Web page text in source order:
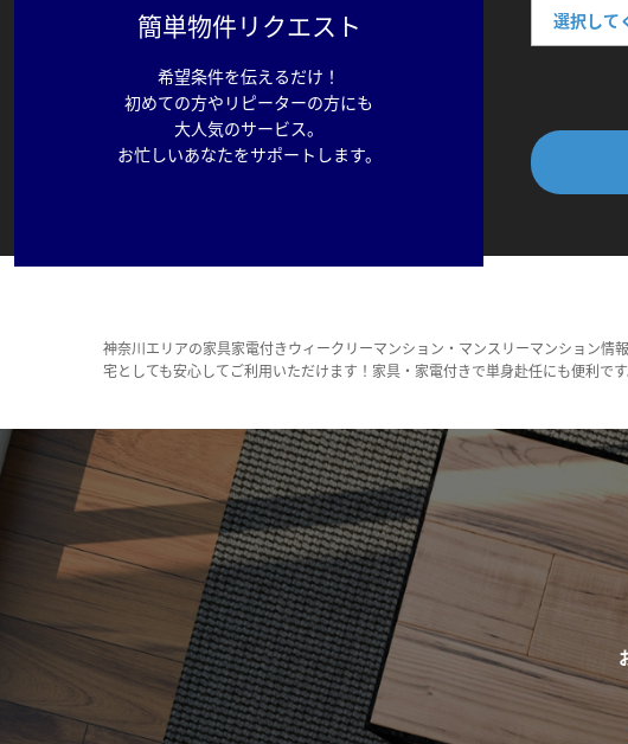
簡単物件リクエスト
希望条件を伝えるだけ！
初めての方やリピーターの方にも
大人気のサービス。
お忙しいあなたをサポートします。
神奈川エリアの家具家電付きウィークリーマンション・マンスリーマンション
宅としても安心してご利用いただけます！家具・家電付きで単身赴任にも便利です